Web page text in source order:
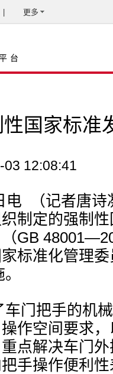
更多
台
国家标准
03 12:08:41
电 （记者唐诗
织制定的强制
（GB
家标准化管理
门把手的机
作空间要求
点解决车门
手操作便利